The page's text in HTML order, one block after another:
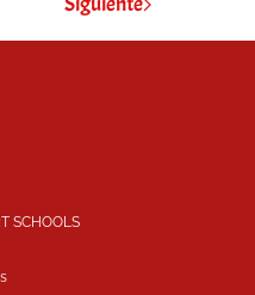
SCHOOLS